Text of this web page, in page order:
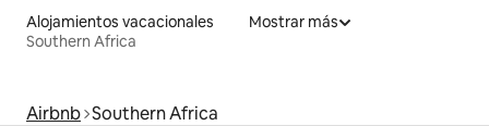
Alojamientos vacacionales
Southern Africa
Mostrar más
Airbnb Southern Africa